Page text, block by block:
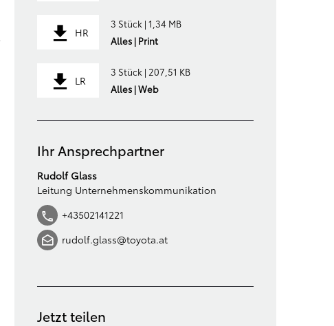
HR
3 Stück | 1,34 MB
Alles | Print
LR
3 Stück | 207,51 KB
Alles | Web
Ihr Ansprechpartner
Rudolf Glass
Leitung Unternehmenskommunikation
+43502141221
rudolf.glass@toyota.at
Jetzt teilen